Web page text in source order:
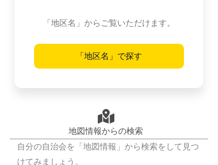
「地区名」からご覧いただけます。
「地区名」で探す
地図情報からの検索
自分の自治会を「地図情報」から検索をして見つ
けてみましょう。